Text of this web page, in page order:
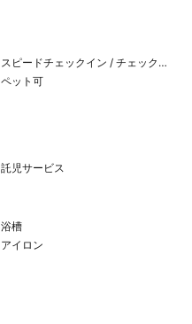
スピードチェックイン / チェックアウト
ペット可
託児サービス
浴槽
アイロン